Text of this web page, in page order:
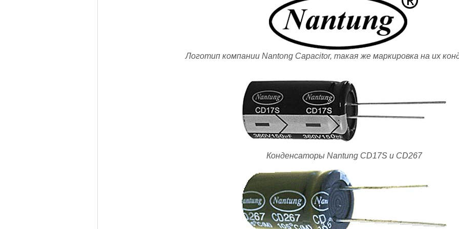
Логотип компании Nantong Capacitor, такая же маркировка на их
Конденсаторы Nantung CD17S и CD267